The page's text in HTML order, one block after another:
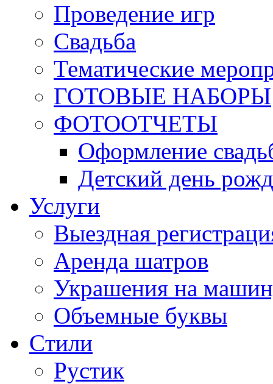
Проведение игр
Свадьба
Тематические
ГОТОВЫЕ НАБОРЫ
ФОТООТЧЕТЫ
Оформление
Детский день
Услуги
Выездная
Аренда шатров
Украшения на
Объемные буквы
Cтили
Рустик